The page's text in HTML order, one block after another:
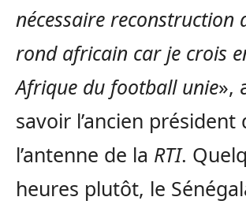
nécessaire reconstruction
rond africain car je crois
Afrique du football unie»,
savoir l’ancien président
l’antenne de la RTI.
heures plutôt, le